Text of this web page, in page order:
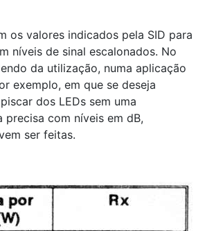
os valores indicados pela SID para
níveis de sinal escalonados. No
da utilização, numa aplicação
exemplo, em que se deseja
dos LEDs sem uma
precisa com níveis em dB,
ser feitas.